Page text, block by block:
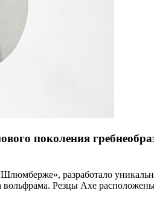
поколения
разработало
вольфрама. Резцы Axe